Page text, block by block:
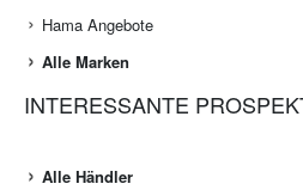
Hama Angebote
Alle Marken
INTERESSANTE
Alle Händler